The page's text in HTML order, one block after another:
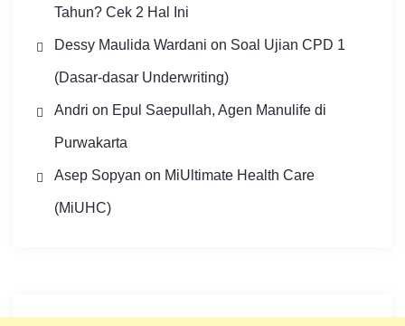
Tahun? Cek 2 Hal Ini
Dessy Maulida Wardani on Soal Ujian CPD 1
(Dasar-dasar Underwriting)
Andri on Epul Saepullah, Agen Manulife di
Purwakarta
Asep Sopyan on MiUltimate Health Care
(MiUHC)